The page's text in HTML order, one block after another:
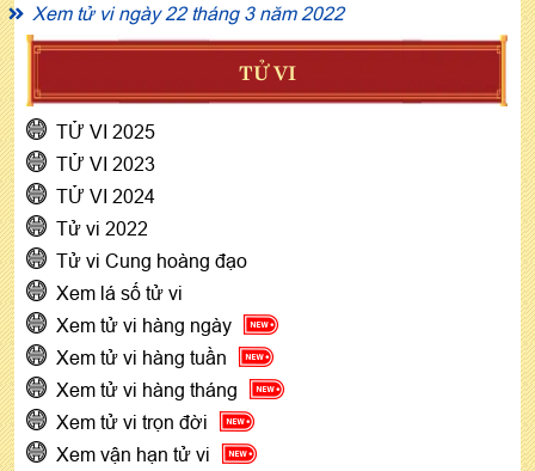
Xem tử vi ngày 22 tháng 3 năm 2022
TỬ VI
TỬ VI 2025
TỬ VI 2023
TỬ VI 2024
Tử vi 2022
Tử vi Cung hoàng đạo
Xem lá số tử vi
Xem tử vi hàng ngày
Xem tử vi hàng tuần
Xem tử vi hàng tháng
Xem tử vi trọn đời
Xem vận hạn tử vi